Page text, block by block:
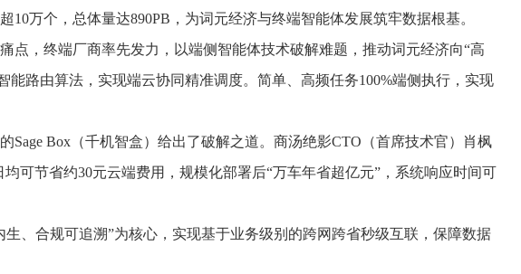
万个，总体量达890PB，为词元经济与终端智能体发展筑牢数据根基。
，终端厂商率先发力，以端侧智能体技术破解难题，推动词元经济向“高
路由算法，实现端云协同精准调度。简单、高频任务100%端侧执行，实现
Box（千机智盒）给出了破解之道。商汤绝影CTO（首席技术官）肖枫
可节省约30元云端费用，规模化部署后“万车年省超亿元”，系统响应时间可
合规可追溯”为核心，实现基于业务级别的跨网跨省秒级互联，保障数据